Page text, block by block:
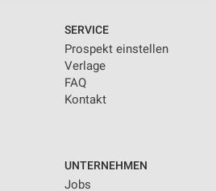
SERVICE
Prospekt einstellen
Verlage
FAQ
Kontakt
UNTERNEHMEN
Jobs